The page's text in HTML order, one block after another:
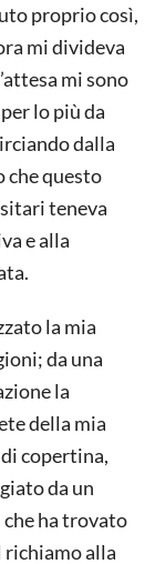
proprio così,
mi divideva
mi sono
lo più da
dalla
che questo
teneva
e alla
la mia
da una
la
della mia
copertina,
da un
ha trovato
richiamo alla